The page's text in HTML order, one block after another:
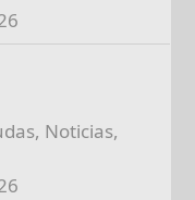
Noticias,